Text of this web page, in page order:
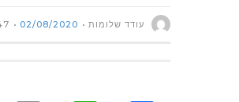
עודד שלומות 02/08/2020